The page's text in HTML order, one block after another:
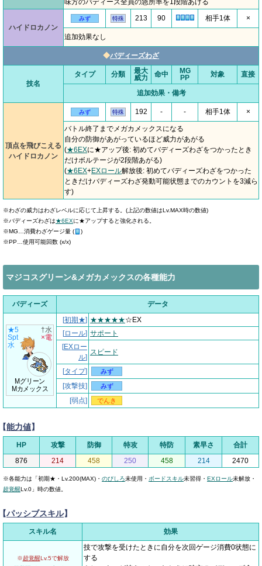
味方のバディーズ全員の急所率を1段階あげる
ハイドロカノン
みず 特殊 213 90 相手1体 ×
追加効果なし
◆バディーズわざ
技名
タイプ 分類
最大
威力
命中
MG
PP
対象 直接
追加効果・備考
頂点を飛びこえる
ハイドロカノン
みず 特殊 192 - - 相手1体 ×
バトル終了までメガカメックスになる
自分の防御があがっているほど威力があがる
(★6EXに★アップ後: 初めてバディーズわざをつかったとき
だけボルテージが2段階あがる)
(★6EX+EXロール解放後: 初めてバディーズわざをつかった
ときだけバディーズわざ発動可能状態までのカウントを3減ら
す)
※わざの威力はわざレベルに応じて上昇する。(上記の数値はLv.MAX時の数値)
※バディーズわざは★6EXに★アップすると強化される。
※MG…消費わざゲージ量 (
)
※PP…使用可能回数 (x/x)
マジコスグリーン&メガカメックスの各種能力
バディーズ データ
★5
Spt
水
Mグリーン
Mカメックス
†水
×電
[初期★] ★★★★★☆EX
[ロール] サポート
[EXロー
ル]
スピード
[タイプ] みず
[攻撃技] みず
[弱点] でんき
能力値】
HP 攻撃 防御 特攻 特防 素早さ
合計
876
214 458 250 458 214 2470
※各能力は「初期★・Lv.200(MAX)・ のびしろ未使用・ ボードスキル未習得・ EXロール未解放・
超覚醒Lv.0」時の数値。
パッシブスキル】
スキル名 効果
※超覚醒Lv.5で解放
技で攻撃を受けたときに自分を次回ゲージ消費0状態に
する